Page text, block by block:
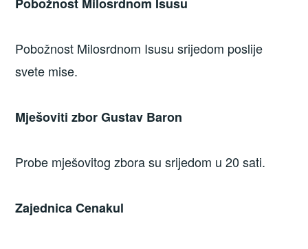
Pobožnost Milosrdnom Isusu srijedom poslije
svete mise.
Mješoviti zbor Gustav Baron
Probe mješovitog zbora su srijedom u 20 sati.
Zajednica Cenakul